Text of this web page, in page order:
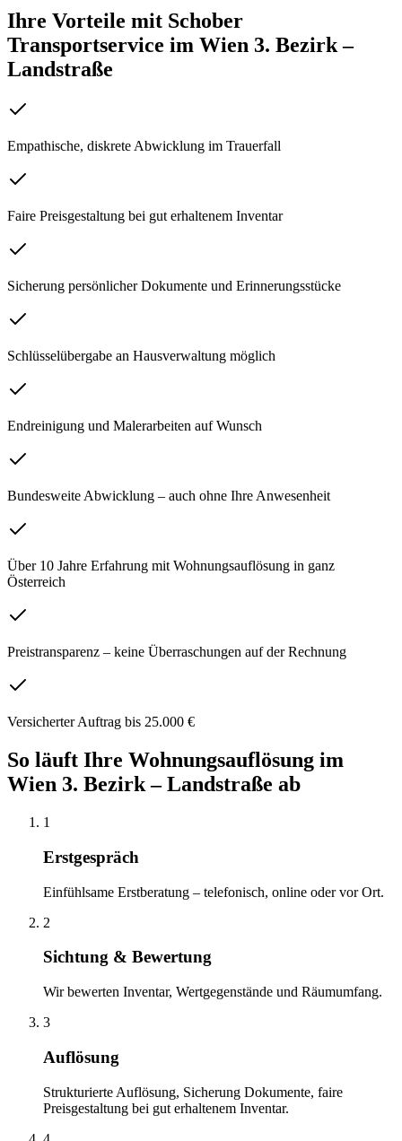
Ihre Vorteile mit Schober
Transportservice im Wien 3. Bezirk –
Landstraße
Empathische, diskrete Abwicklung im Trauerfall
Faire Preisgestaltung bei gut erhaltenem Inventar
Sicherung persönlicher Dokumente und Erinnerungsstücke
Schlüsselübergabe an Hausverwaltung möglich
Endreinigung und Malerarbeiten auf Wunsch
Bundesweite Abwicklung – auch ohne Ihre Anwesenheit
Über 10 Jahre Erfahrung mit Wohnungsauflösung in ganz
Österreich
Preistransparenz – keine Überraschungen auf der Rechnung
Versicherter Auftrag bis 25.000 €
So läuft Ihre Wohnungsauflösung im
Wien 3. Bezirk – Landstraße ab
1
Erstgespräch
Einfühlsame Erstberatung – telefonisch, online oder vor Ort.
2
Sichtung & Bewertung
Wir bewerten Inventar, Wertgegenstände und Räumumfang.
3
Auflösung
Strukturierte Auflösung, Sicherung Dokumente, faire
Preisgestaltung bei gut erhaltenem Inventar.